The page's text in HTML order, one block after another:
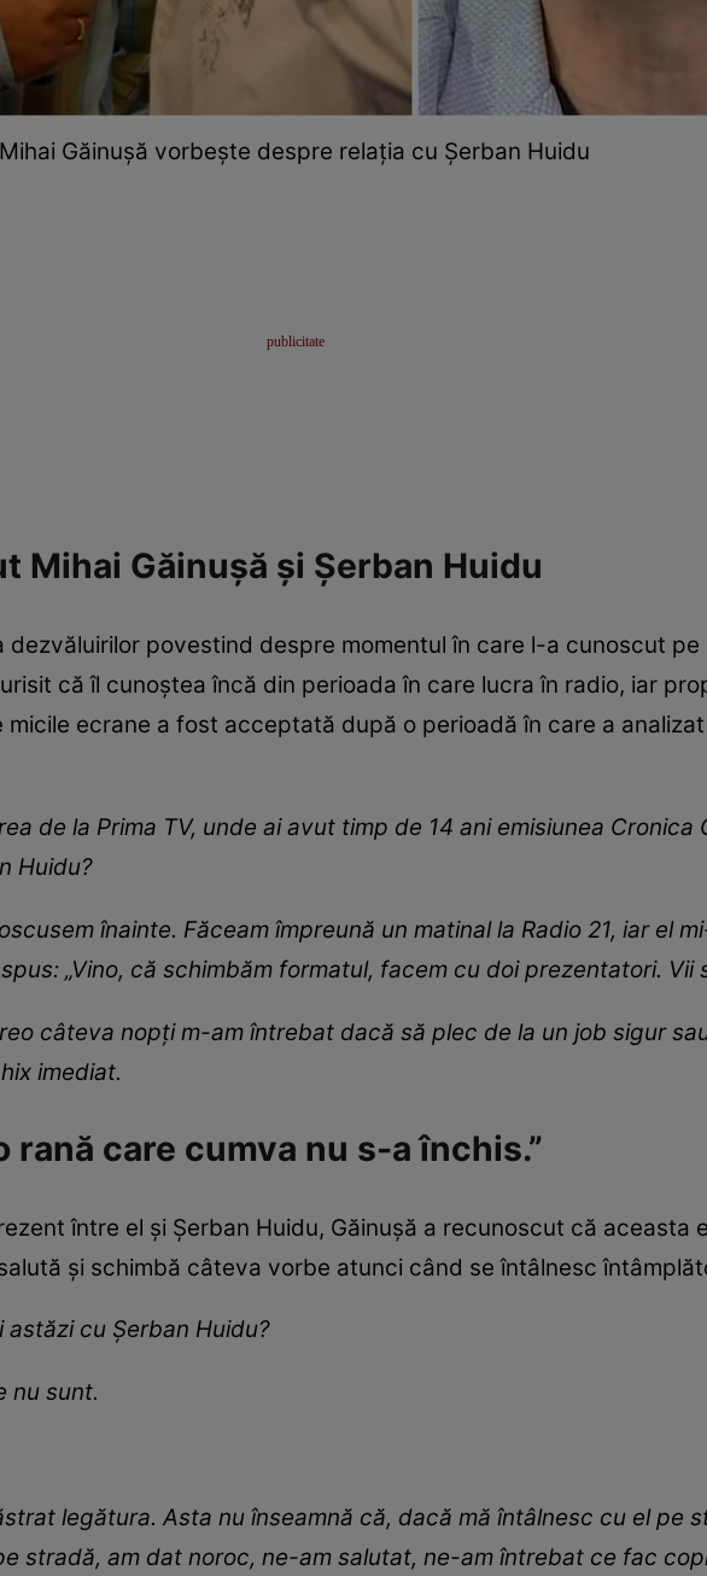
Mihai Găinușă vorbește despre relația cu Șerban Huidu
Mihai Găinușă și Șerban Huidu
dezvăluirilor povestind despre momentul în care l-a cunoscut pe
că îl cunoștea încă din perioada în care lucra în radio, iar
micile ecrane a fost acceptată după o perioadă în care a
de la Prima TV, unde ai avut timp de 14 ani emisiunea Cronica
Huidu?
înainte. Făceam împreună un matinal la Radio 21, iar el
„Vino, că schimbăm formatul, facem cu doi prezentatori. Vii
câteva nopți m-am întrebat dacă să plec de la un job sigur
imediat.
rană care cumva nu s-a închis.”
între el și Șerban Huidu, Găinușă a recunoscut că aceasta
și schimbă câteva vorbe atunci când se întâlnesc
astăzi cu Șerban Huidu?
nu sunt.
legătura. Asta nu înseamnă că, dacă mă întâlnesc cu el pe
stradă, am dat noroc, ne-am salutat, ne-am întrebat ce fac